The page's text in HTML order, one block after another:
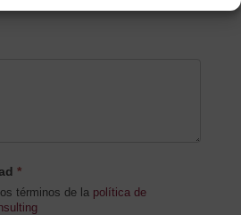
*
términos de la política de